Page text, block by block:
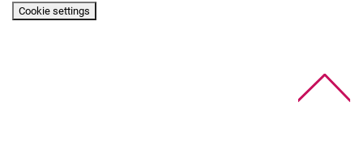
Cookie settings